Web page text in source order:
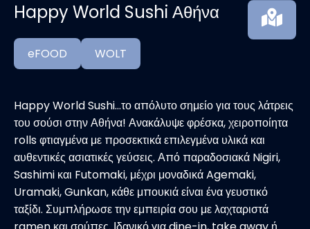
Happy World Sushi Αθήνα
eFOOD WOLT
Happy World Sushi…το απόλυτο σημείο για τους λάτρεις
του σούσι στην Αθήνα! Ανακάλυψε φρέσκα, χειροποίητα
rolls φτιαγμένα με προσεκτικά επιλεγμένα υλικά και
αυθεντικές ασιατικές γεύσεις. Από παραδοσιακά Nigiri,
Sashimi και Futomaki, μέχρι μοναδικά Agemaki,
Uramaki, Gunkan, κάθε μπουκιά είναι ένα γευστικό
ταξίδι. Συμπλήρωσε την εμπειρία σου με λαχταριστά